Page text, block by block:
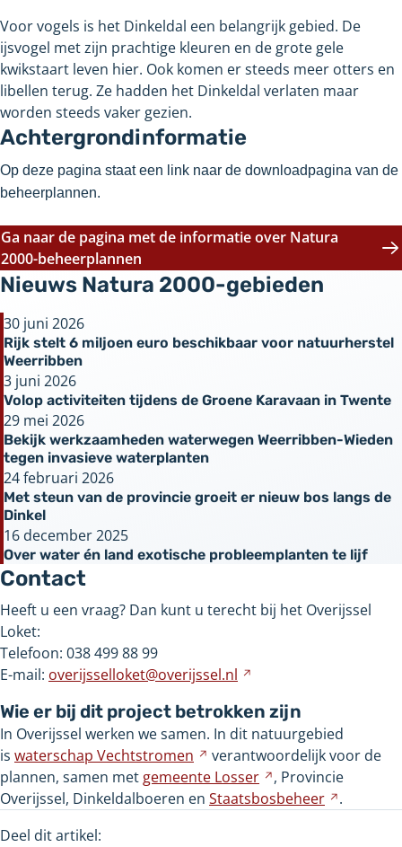
Voor vogels is het Dinkeldal een belangrijk gebied. De
ijsvogel met zijn prachtige kleuren en de grote gele
kwikstaart leven hier. Ook komen er steeds meer otters en
libellen terug. Ze hadden het Dinkeldal verlaten maar
worden steeds vaker gezien.
Achtergrondinformatie
Op deze pagina staat een link naar de downloadpagina van de
beheerplannen.
Ga naar de pagina met de informatie over Natura
2000-beheerplannen
Nieuws Natura 2000-gebieden
Rijk stelt 6 miljoen euro beschikbaar voor natuurherstel
Weerribben
30 juni 2026
Volop activiteiten tijdens de Groene Karavaan in Twente
3 juni 2026
Bekijk werkzaamheden waterwegen Weerribben-Wieden
tegen invasieve waterplanten
29 mei 2026
Met steun van de provincie groeit er nieuw bos langs de
Dinkel
24 februari 2026
Over water én land exotische probleemplanten te lijf
16 december 2025
Contact
Heeft u een vraag? Dan kunt u terecht bij het Overijssel
Loket:
Telefoon: 038 499 88 99
E-mail: overijsselloket@overijssel.nl
een
andere
website
Wie er bij dit project betrokken zijn
In Overijssel werken we samen. In dit natuurgebied
is waterschap Vechtstromen
Verwijst
naar
een
verantwoordelijk voor de
plannen, samen met gemeente Losser
Verwijst
naar
, Provincie
Overijssel, Dinkeldalboeren en Staatsbosbeheer
Verwijst
.
Deel dit artikel: